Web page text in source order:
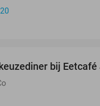
bij Eetcafé